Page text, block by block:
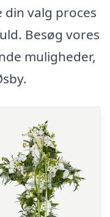
valg proces
Besøg vores
muligheder,